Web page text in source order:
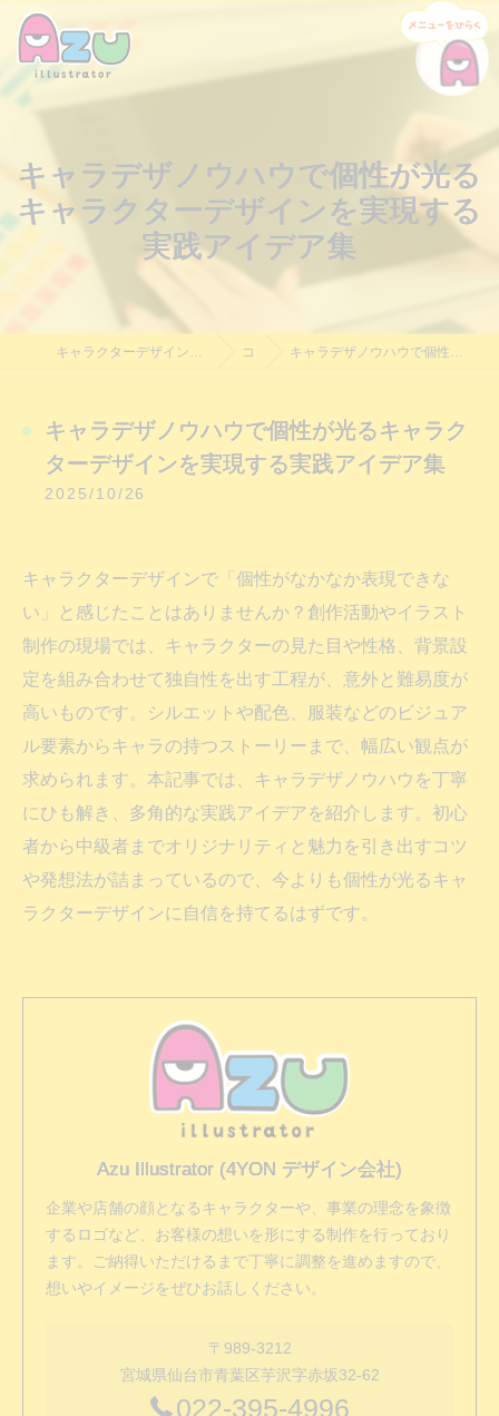
キャラデザノウハウで個性が光る
キャラクターデザインを実現する
実践アイデア集
コラム キャラデザノウハウで個性が光るキャラクターデザインを実現する実践アイデア集
キャラデザノウハウで個性が光るキャラク
ターデザインを実現する実践アイデア集
2025/10/26
キャラクターデザインで「個性がなかなか表現できな
い」と感じたことはありませんか？創作活動やイラスト
制作の現場では、キャラクターの見た目や性格、背景設
定を組み合わせて独自性を出す工程が、意外と難易度が
高いものです。シルエットや配色、服装などのビジュア
ル要素からキャラの持つストーリーまで、幅広い観点が
求められます。本記事では、キャラデザノウハウを丁寧
にひも解き、多角的な実践アイデアを紹介します。初心
者から中級者までオリジナリティと魅力を引き出すコツ
や発想法が詰まっているので、今よりも個性が光るキャ
ラクターデザインに自信を持てるはずです。
Azu Illustrator (4YON デザイン会社)
企業や店舗の顔となるキャラクターや、事業の理念を象徴
するロゴなど、お客様の想いを形にする制作を行っており
ます。ご納得いただけるまで丁寧に調整を進めますので、
想いやイメージをぜひお話しください。
〒989-3212
宮城県仙台市青葉区芋沢字赤坂32-62
022-395-4996